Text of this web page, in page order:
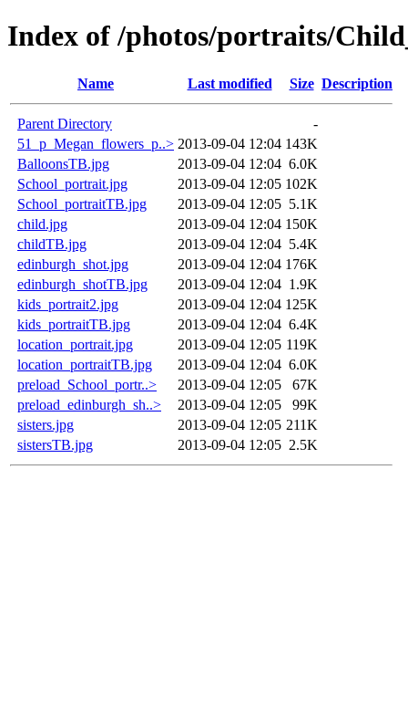
Index of /photos/portraits/
Name Last modified Size Description
Parent Directory
-
51_p_Megan_flowers_p..> 2013-09-04 12:04 143K
BalloonsTB.jpg
2013-09-04 12:04 6.0K
School_portrait.jpg
2013-09-04 12:05 102K
School_portraitTB.jpg
2013-09-04 12:05 5.1K
child.jpg
2013-09-04 12:04 150K
childTB.jpg
2013-09-04 12:04 5.4K
edinburgh_shot.jpg
2013-09-04 12:04 176K
edinburgh_shotTB.jpg
2013-09-04 12:04 1.9K
kids_portrait2.jpg
2013-09-04 12:04 125K
kids_portraitTB.jpg
2013-09-04 12:04 6.4K
location_portrait.jpg
2013-09-04 12:05 119K
location_portraitTB.jpg
2013-09-04 12:04 6.0K
preload_School_portr..>
2013-09-04 12:05
67K
preload_edinburgh_sh..>
2013-09-04 12:05
99K
sisters.jpg
2013-09-04 12:05 211K
sistersTB.jpg
2013-09-04 12:05 2.5K